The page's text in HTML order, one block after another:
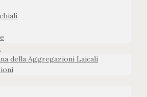
della Aggregazioni Laicali